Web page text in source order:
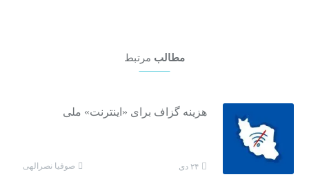
مطالب مرتبط
هزینه گزاف برای «اینترنت» ملی
۲۴ دی صوفیا نصرالهی